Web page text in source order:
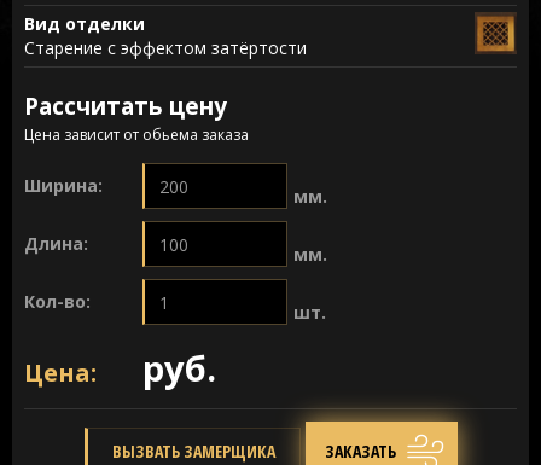
Вид отделки
Старение с эффектом затёртости
Рассчитать цену
Цена зависит от обьема заказа
Ширина: мм.
Длина: мм.
Кол-во: шт.
Цена: руб.
ВЫЗВАТЬ ЗАМЕРЩИКА ЗАКАЗАТЬ